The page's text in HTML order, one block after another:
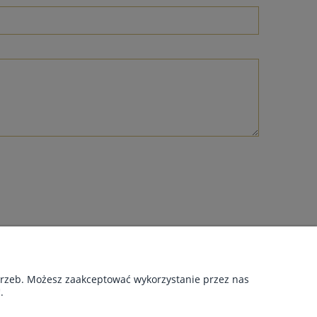
Możesz zaakceptować wykorzystanie przez nas